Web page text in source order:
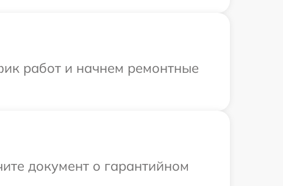
работ и начнем ремонтные
документ о гарантийном